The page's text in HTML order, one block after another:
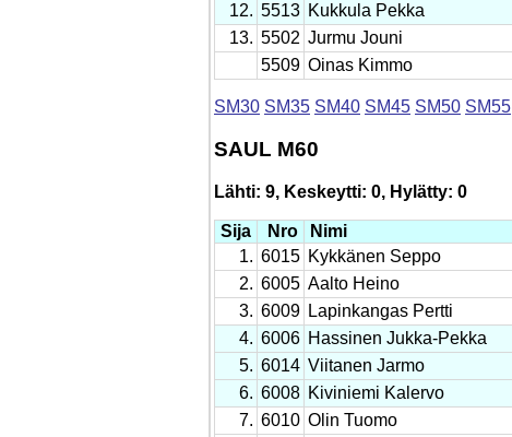
12. 5513 Kukkula Pekka
13. 5502 Jurmu Jouni
5509 Oinas Kimmo
SM30 SM35 SM40 SM45 SM50 SM55
SAUL M60
Lähti: 9, Keskeytti: 0, Hylätty: 0
Sija Nro Nimi
1. 6015 Kykkänen Seppo
2. 6005 Aalto Heino
3. 6009 Lapinkangas Pertti
4. 6006 Hassinen Jukka-Pekka
5. 6014 Viitanen Jarmo
6. 6008 Kiviniemi Kalervo
7. 6010 Olin Tuomo